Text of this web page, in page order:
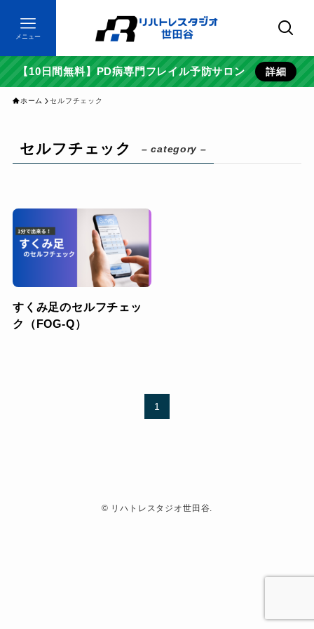
メニュー
【10日間無料】PD病専門フレイル予防サロン 詳細
ホーム セルフチェック
セルフチェック – category –
すくみ足のセルフチェッ
ク（FOG-Q）
1
© リハトレスタジオ世田谷.